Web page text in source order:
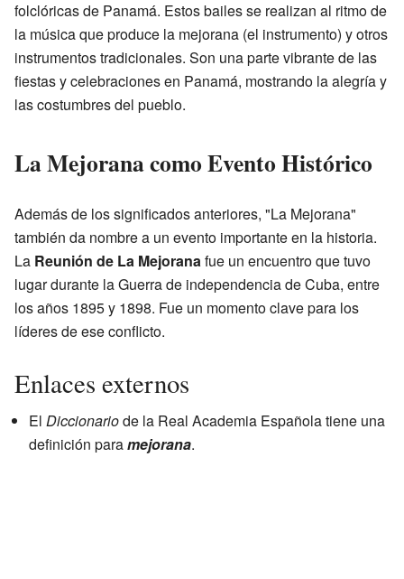
folclóricas de Panamá. Estos bailes se realizan al ritmo de
la música que produce la mejorana (el instrumento) y otros
instrumentos tradicionales. Son una parte vibrante de las
fiestas y celebraciones en Panamá, mostrando la alegría y
las costumbres del pueblo.
La Mejorana como Evento Histórico
Además de los significados anteriores, "La Mejorana"
también da nombre a un evento importante en la historia.
La Reunión de La Mejoranafue un encuentro que tuvo
lugar durante la Guerra de independencia de Cuba, entre
los años 1895 y 1898. Fue un momento clave para los
líderes de ese conflicto.
Enlaces externos
El Diccionariode la Real Academia Española tiene una
definición paramejorana.